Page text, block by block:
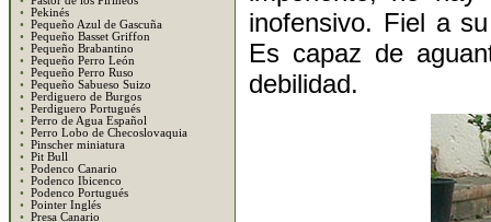
• Pekinés
• Pequeño Azul de Gascuña
• Pequeño Basset Griffon
• Pequeño Brabantino
• Pequeño Perro León
• Pequeño Perro Ruso
• Pequeño Sabueso Suizo
• Perdiguero de Burgos
• Perdiguero Portugués
• Perro de Agua Español
• Perro Lobo de Checoslovaquia
• Pinscher miniatura
• Pit Bull
• Podenco Canario
• Podenco Ibicenco
• Podenco Portugués
• Pointer Inglés
• Presa Canario
inofensivo. Fiel a
Es capaz de
debilidad.